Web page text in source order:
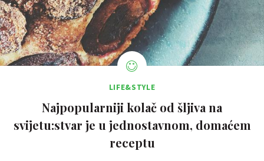
LIFE&STYLE
Najpopularniji kolač od šljiva na
svijetu:stvar je u jednostavnom, domaćem
receptu